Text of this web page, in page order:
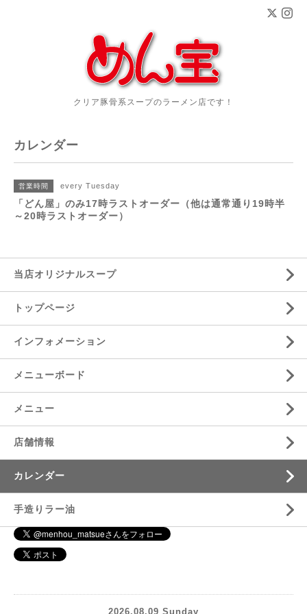
クリア豚骨系スープのラーメン店です！
カレンダー
営業時間 every Tuesday
「どん屋」のみ17時ラストオーダー（他は通常通り19時半
～20時ラストオーダー）
当店オリジナルスープ
トップページ
インフォメーション
メニューボード
メニュー
店舗情報
カレンダー
手造りラー油
2026.08.09 Sunday